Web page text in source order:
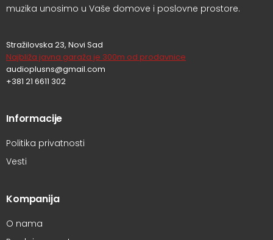
muzika unosimo u Vaše domove i poslovne prostore.
Stražilovska 23, Novi Sad
Najbliža javna garaža je 300m od prodavnice
audioplusns@gmail.com
+381 21 6611 302
Informacije
Politika privatnosti
Vesti
Kompanija
O nama